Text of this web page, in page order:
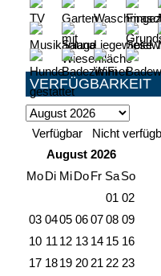
VERFÜGBARKEIT
Verfügbar
Nicht
August 2026
MoDi MiDoFr SaSo
01 02
03 0405 06 0708 09
10 11 12 13 14 15 16
17 1819 20 21 22 23